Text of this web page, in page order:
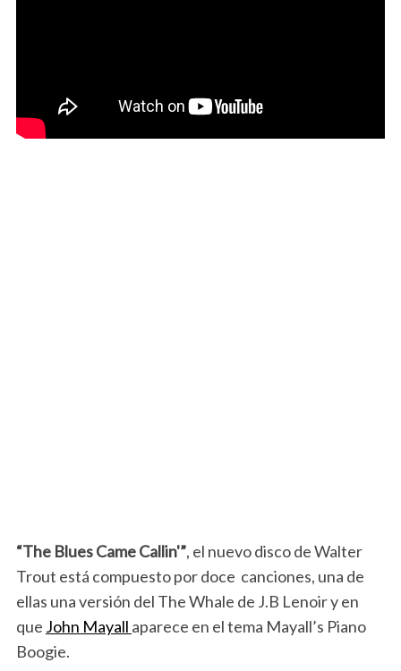
“The Blues Came Callin'”, el nuevo disco de Walter
Trout está compuesto por doce canciones, una de
ellas una versión del The Whale de J.B Lenoir y en
que John Mayall aparece en el tema Mayall’s Piano
Boogie.